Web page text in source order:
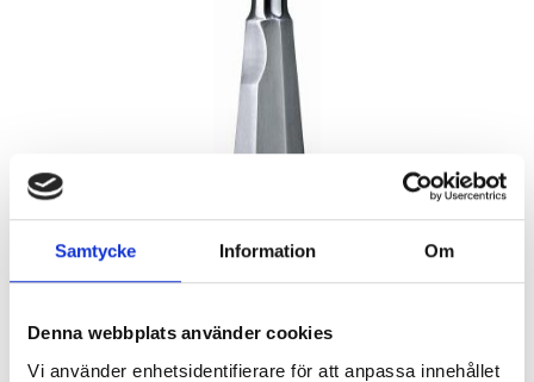
Samtycke Information Om
Denna webbplats använder cookies
Vi använder enhetsidentifierare för att anpassa innehållet